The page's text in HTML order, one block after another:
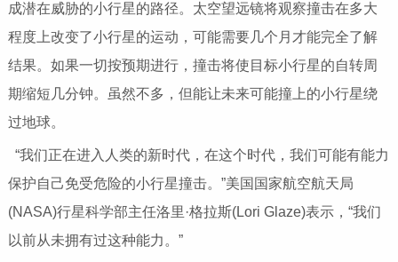
成潜在威胁的小行星的路径。太空望远镜将观察撞击在多大
程度上改变了小行星的运动，可能需要几个月才能完全了解
结果。如果一切按预期进行，撞击将使目标小行星的自转周
期缩短几分钟。虽然不多，但能让未来可能撞上的小行星绕
过地球。
“我们正在进入人类的新时代，在这个时代，我们可能有能力
保护自己免受危险的小行星撞击。”美国国家航空航天局
(NASA)行星科学部主任洛里·格拉斯(Lori Glaze)表示，“我们
以前从未拥有过这种能力。”